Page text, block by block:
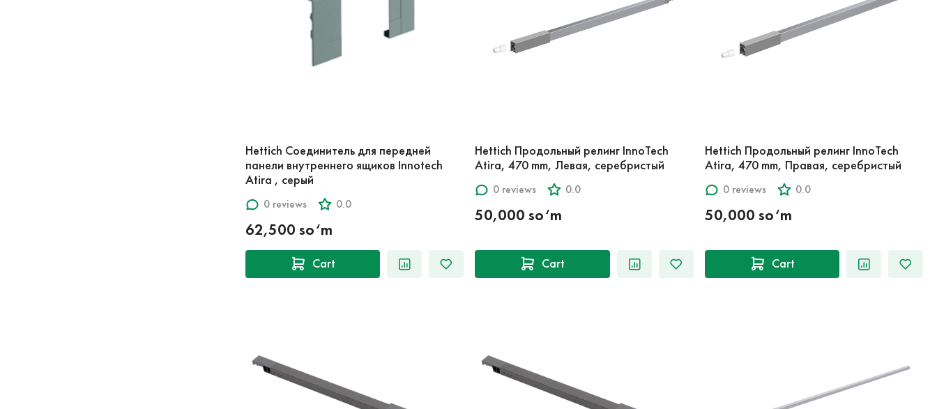
Hettich Соединитель для передней
панели внутреннего ящиков Innotech
Atira , серый
0 reviews 0.0
62,500 so‘m
Cart
Hettich Продольный релинг InnoTech
Atira, 470 mm, Левая, серебристый
0 reviews 0.0
50,000 so‘m
Cart
Hettich Продольный релинг InnoTech
Atira, 470 mm, Правая, серебристый
0 reviews 0.0
50,000 so‘m
Cart